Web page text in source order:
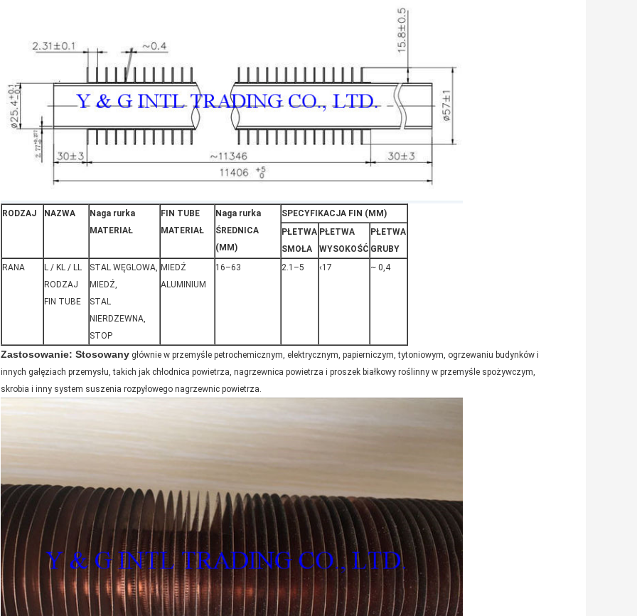
RODZAJ NAZWA
Naga rurka
MATERIAŁ
FIN TUBE
MATERIAŁ
Naga rurka
ŚREDNICA
(MM)
SPECYFIKACJA FIN (MM)
PŁETWA
SMOŁA
PŁETWA
WYSOKOŚĆ
PŁETWA
GRUBY
RANA
L / KL / LL
RODZAJ
FIN TUBE
STAL WĘGLOWA,
MIEDŹ,
STAL
NIERDZEWNA,
STOP
MIEDŹ
ALUMINIUM
16–63 2.1–5 ‹17 ~ 0,4
Zastosowanie: Stosowany głównie w przemyśle petrochemicznym, elektrycznym, papierniczym, tytoniowym, ogrzewaniu budynków i
innych gałęziach przemysłu, takich jak chłodnica powietrza, nagrzewnica powietrza i proszek białkowy roślinny w przemyśle spożywczym,
skrobia i inny system suszenia rozpyłowego nagrzewnic powietrza.